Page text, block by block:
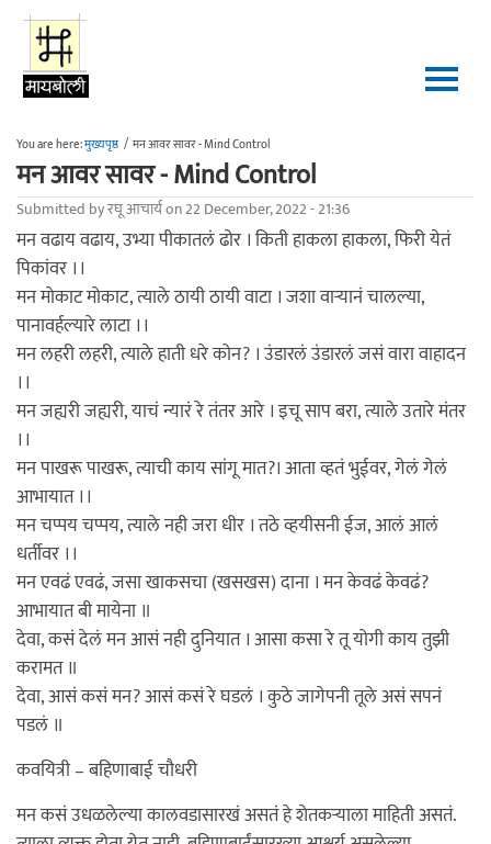
Skip to main content
You are here:मुख्यपृष्ठ / मन आवर सावर - Mind Control
मन आवर सावर - Mind Control
Submitted byरघू आचार्यon 22 December, 2022 - 21:36
मन वढाय वढाय, उभ्या पीकातलं ढोर । किती हाकला हाकला, फिरी येतं
पिकांवर ।।
मन मोकाट मोकाट, त्याले ठायी ठायी वाटा । जशा वार्‍यानं चालल्या,
पानावर्हल्यारे लाटा ।।
मन लहरी लहरी, त्याले हाती धरे कोन? । उंडारलं उंडारलं जसं वारा वाहादन
।।
मन जह्यरी जह्यरी, याचं न्यारं रे तंतर आरे । इचू साप बरा, त्याले उतारे मंतर
।।
मन पाखरू पाखरू, त्याची काय सांगू मात?। आता व्हतं भुईवर, गेलं गेलं
आभायात ।।
मन चप्पय चप्पय, त्याले नही जरा धीर । तठे व्हयीसनी ईज, आलं आलं
धर्तीवर ।।
मन एवढं एवढं, जसा खाकसचा (खसखस) दाना । मन केवढं केवढं?
आभायात बी मायेना ॥
देवा, कसं देलं मन आसं नही दुनियात । आसा कसा रे तू योगी काय तुझी
करामत ॥
देवा, आसं कसं मन? आसं कसं रे घडलं । कुठे जागेपनी तूले असं सपनं
पडलं ॥
कवयित्री – बहिणाबाई चौधरी
मन कसं उधळलेल्या कालवडासारखं असतं हे शेतकर्‍याला माहिती असतं.